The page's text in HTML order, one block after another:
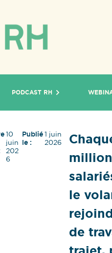
PODCAST RH
10
juin
202
6
Publié
le :
1 juin
2026
le
de